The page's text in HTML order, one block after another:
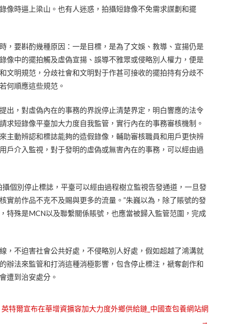
像時逼上梁山。也有人迷惑，拍攝短錄像不免需求謀劃和擺
，要斟酌幾種原因：一是目標，是為了文娛、教導、宣揚仍是
像中的擺拍觸及虛偽宣揚、誤導不雅眾或侵略別人權力，便是
文明規范，分歧社會和文明對于作甚可接收的擺拍持有分歧不
何順應這些規范。
出，對虛偽內在的事務的界說停止清楚界定，明白響應的法令
求短錄像平臺加大力度自我監管，實行內在的事務審核機制。
主動辨認和標誌能夠的造假錄像，輔助審核職員和用戶更快辨
戶介入監視，對于發明的虛偽或無害內在的事務，可以經由過
個別停止標誌，平臺可以經由過程樹立監視告發通道，一旦發
實前作品不克不及賜與更多的流量。”朱巍以為，除了賬號的發
特殊是MCN以及聯繫關係賬號，也應當被歸入監管范圍，完成
，不迫害社會公共好處，不侵略別人好處，假如超越了鴻溝就
辦法來監管和打消這種消極影響，包含停止標注，褫奪創作和
遭到治安處分。
英特爾宣布在華增資擴容加大力度外鄉供給鏈_中國查包養網站網
→